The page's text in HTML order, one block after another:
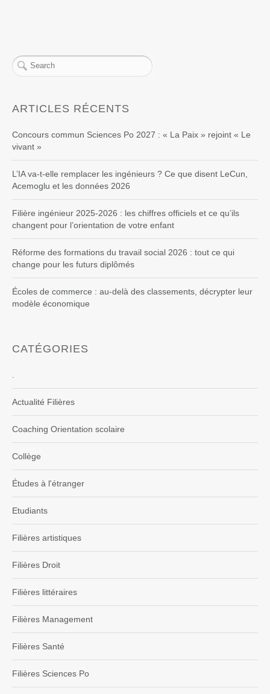
ARTICLES RÉCENTS
Concours commun Sciences Po 2027 : « La Paix » rejoint « Le
vivant »
L’IA va-t-elle remplacer les ingénieurs ? Ce que disent LeCun,
Acemoglu et les données 2026
Filière ingénieur 2025-2026 : les chiffres officiels et ce qu’ils
changent pour l’orientation de votre enfant
Réforme des formations du travail social 2026 : tout ce qui
change pour les futurs diplômés
Écoles de commerce : au-delà des classements, décrypter leur
modèle économique
CATÉGORIES
Actualité Filières
Coaching Orientation scolaire
Collège
Études à l'étranger
Etudiants
Filières artistiques
Filières Droit
Filières littéraires
Filières Management
Filières Santé
Filières Sciences Po